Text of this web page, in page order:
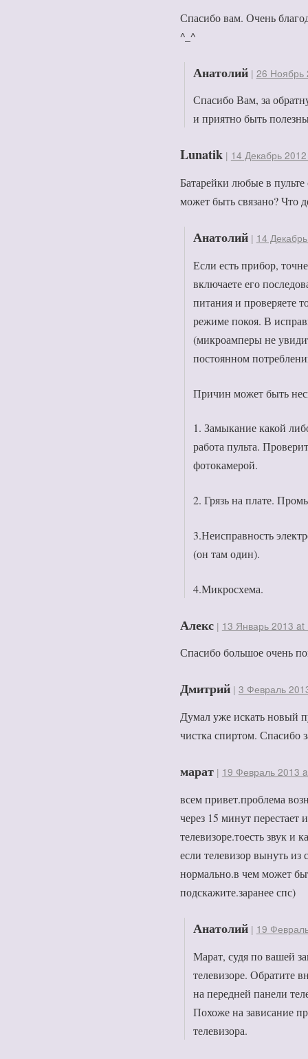
Спасибо вам. Очень
^_^
Анатолий | 26 Ноябрь
Спасибо Вам, за
и приятно быть
Lunatik | 14 Декабрь
Батарейки любые в
может быть связано? Что
Анатолий | 14
Если есть прибор,
включаете его
питания и проверяете
режиме покоя. В
(микроамперы не
постоянном
Причин может быть
1. Замыкание какой
работа пульта.
фотокамерой.
2. Грязь на плате.
3.Неисправность
(он там один).
4.Микросхема.
Алекс | 13 Январь 2013 at
Спасибо большое очень
Дмитрий | 3 Февраль
Думал уже искать новый
чистка спиртом.
марат | 19 Февраль 2013
всем привет.проблема
через 15 минут перестает
телевизоре.тоесть звук и
если телевизор вынуть из
нормально.в чем может
подскажите.заранее спс)
Анатолий | 19
Марат, судя по вашей
телевизоре. Обратите
на передней панели
Похоже на зависание
телевизора.